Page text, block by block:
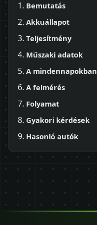
Bemutatás
Akkuállapot
Teljesítmény
Műszaki adatok
A mindennapokban
A felmérés
Folyamat
Gyakori kérdések
Hasonló autók